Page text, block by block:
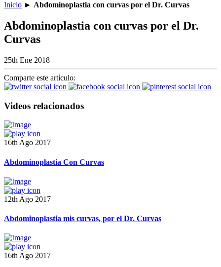
Inicio ► Abdominoplastia con curvas por el Dr. Curvas
Abdominoplastia con curvas por el Dr.
Curvas
25th Ene 2018
Comparte este artículo:
Videos relacionados
16th Ago 2017
Abdominoplastia Con Curvas
12th Ago 2017
Abdominoplastia mis curvas, por el Dr. Curvas
16th Ago 2017